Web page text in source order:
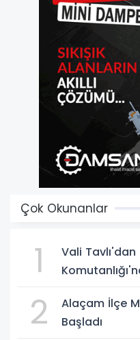
Çok Okunanlar
1
Vali
2
Alaçam İlçe
Başladı